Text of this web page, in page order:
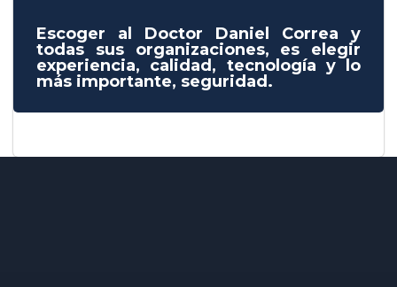
Escoger al Doctor Daniel Correa y
todas sus organizaciones, es elegir
experiencia, calidad, tecnología y lo
más importante, seguridad.